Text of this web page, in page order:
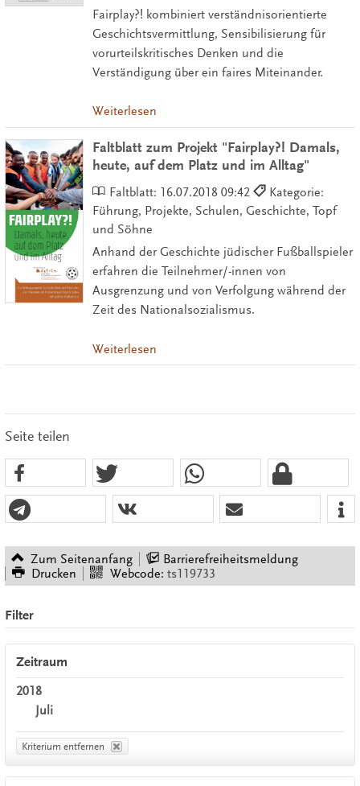
Fairplay?! kombiniert verständnisorientierte
Geschichtsvermittlung, Sensibilisierung für
vorurteilskritisches Denken und die
Verständigung über ein faires Miteinander.
Weiterlesen
Faltblatt zum Projekt "Fairplay?! Damals,
heute, auf dem Platz und im Alltag"
Faltblatt: 16.07.2018 09:42
Kategorie:
Führung, Projekte, Schulen, Geschichte, Topf
und Söhne
Anhand der Geschichte jüdischer Fußballspieler
erfahren die Teilnehmer/-innen von
Ausgrenzung und von Verfolgung während der
Zeit des Nationalsozialismus.
Weiterlesen
Seite teilen
Zum Seitenanfang
Barrierefreiheitsmeldung
Drucken
Webcode: ts119733
Filter
Zeitraum
2018
Juli
Kriterium entfernen